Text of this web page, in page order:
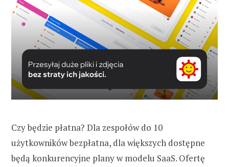
Czy będzie płatna? Dla zespołów do 10
użytkowników bezpłatna, dla większych dostępne
będą konkurencyjne plany w modelu SaaS. Ofertę